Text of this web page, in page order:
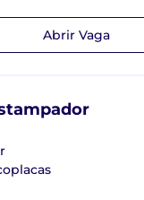
Abrir Vaga